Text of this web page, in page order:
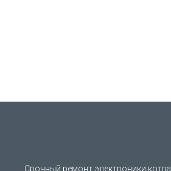
Срочный ремонт электроники котла.